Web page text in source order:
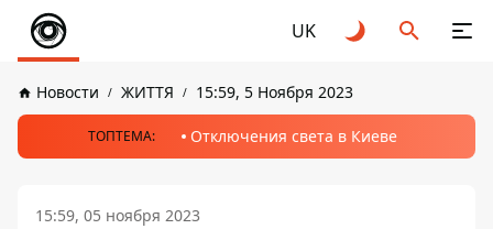
UK
Новости ЖИТТЯ 15:59, 5 Ноября 2023
ТОПТЕМА: Отключения света в Киеве
15:59, 05 ноября 2023